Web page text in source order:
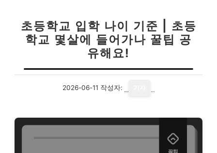
초등학교 입학 나이 기준 | 초등
학교 몇살에 들어가나 꿀팁 공
유해요!
2026-06-11 작성자: